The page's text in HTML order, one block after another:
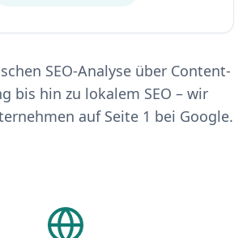
SEO-Analyse über Content-
bis hin zu lokalem SEO – wir
auf Seite 1 bei Google.